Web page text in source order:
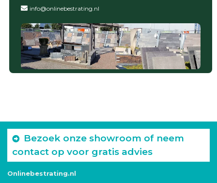
info@onlinebestrating.nl
Bezoek onze showroom of neem
contact op voor gratis advies
Onlinebestrating.nl